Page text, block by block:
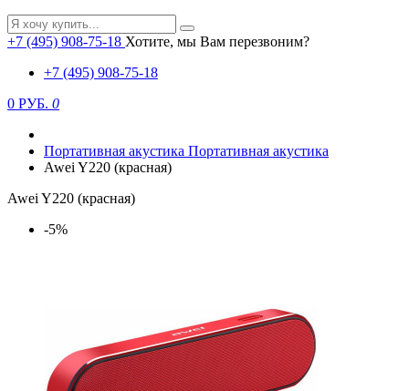
+7 (495) 908-75-18 Хотите, мы Вам перезвоним?
+7 (495) 908-75-18
0 РУБ. 0
Портативная акустика Портативная акустика
Awei Y220 (красная)
Awei Y220 (красная)
-5%